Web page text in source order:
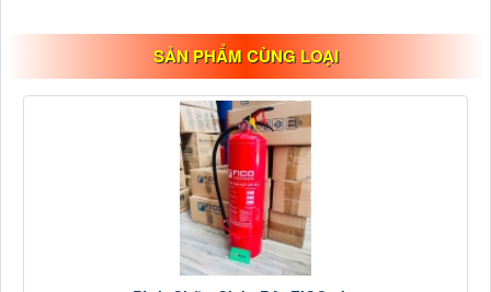
SẢN PHẨM CÙNG LOẠI